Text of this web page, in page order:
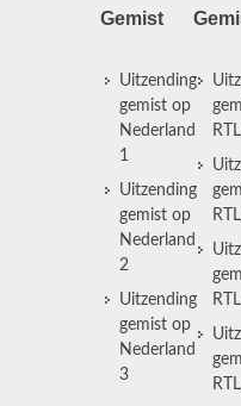
Gemist
Uitzending
gemist op
Nederland
1
Uitzending
gemist op
Nederland
2
Uitzending
gemist op
Nederland
3